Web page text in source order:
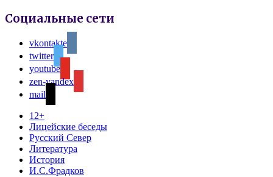
Социальные сети
vkontakte
twitter
youtube
zen-yandex
mail
12+
Лицейские беседы
Русский Север
Литература
История
И.С.Фрадков